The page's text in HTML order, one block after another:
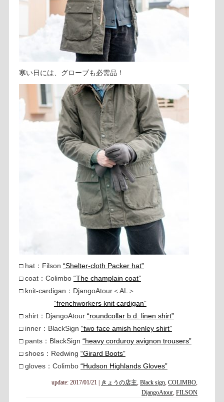
寒い日には、グローブも必需品！
□ hat：Filson “Shelter-cloth Packer hat”
□ coat：Colimbo “The champlain coat”
□ knit-cardigan：DjangoAtour＜AL＞
“frenchworkers knit cardigan”
□ shirt：DjangoAtour “roundcollar b.d. linen shirt”
□ inner：BlackSign “two face amish henley shirt”
□ pants：BlackSign “heavy corduroy avignon trousers”
□ shoes：Redwing “Girard Boots”
□ gloves：Colimbo “Hudson Highlands Gloves”
update: 2017/01/21 | きょうの店主 ,Black sign ,COLIMBO
DjangoAtour ,FILSON